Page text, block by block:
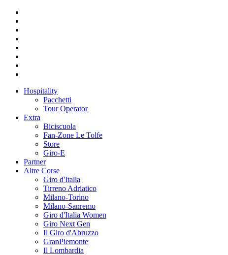
Hospitality
Pacchetti
Tour Operator
Extra
Biciscuola
Fan-Zone Le Tolfe
Store
Giro-E
Partner
Altre Corse
Giro d'Italia
Tirreno Adriatico
Milano-Torino
Milano-Sanremo
Giro d'Italia Women
Giro Next Gen
Il Giro d'Abruzzo
GranPiemonte
Il Lombardia